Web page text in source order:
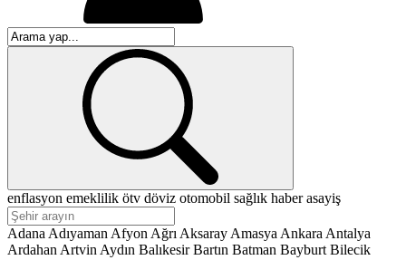
enflasyon emeklilik ötv döviz otomobil sağlık haberasayiş
Adana Adıyaman Afyon Ağrı Aksaray Amasya Ankara Antalya
Ardahan Artvin Aydın Balıkesir Bartın Batman Bayburt Bilecik